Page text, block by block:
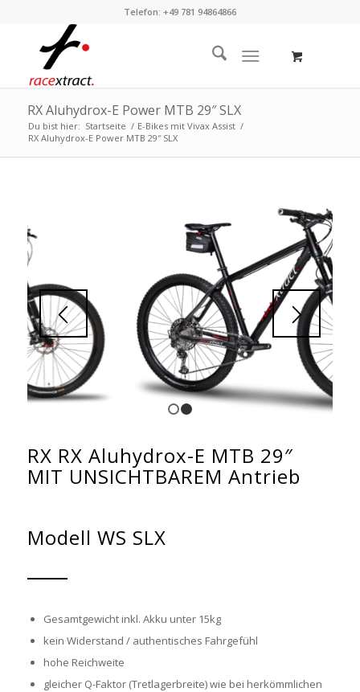
Telefon: +49 781 94864866
RX Aluhydrox-E Power MTB 29″ SLX
Du bist hier: Startseite / E-Bikes mit Vivax Assist /
RX Aluhydrox-E Power MTB 29″ SLX
RX RX Aluhydrox-E MTB 29″
MIT UNSICHTBAREM Antrieb
Modell WS SLX
Gesamtgewicht inkl. Akku unter 15kg
kein Widerstand / authentisches Fahrgefühl
hohe Reichweite
gleicher Q-Faktor (Tretlagerbreite) wie bei herkömmlichen